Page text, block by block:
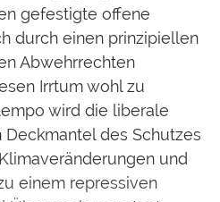
gefestigte offene
durch einen prinzipiellen
Abwehrrechten
Irrtum wohl zu
wird die liberale
des Schutzes
und
einem repressiven